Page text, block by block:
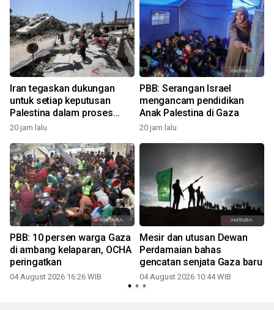
Iran tegaskan dukungan
untuk setiap keputusan
Palestina dalam proses
negosiasi Gaza
20 jam lalu
PBB: Serangan Israel
mengancam pendidikan
Anak Palestina di Gaza
20 jam lalu
PBB: 10 persen warga Gaza
di ambang kelaparan, OCHA
peringatkan
04 August 2026 16:26 WIB
Mesir dan utusan Dewan
Perdamaian bahas
gencatan senjata Gaza baru
04 August 2026 10:44 WIB